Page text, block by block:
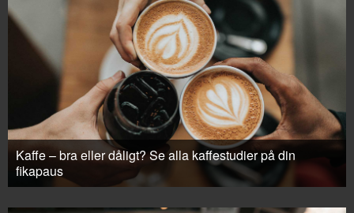
Kaffe – bra eller dåligt? Se alla kaffestudier på din
fikapaus